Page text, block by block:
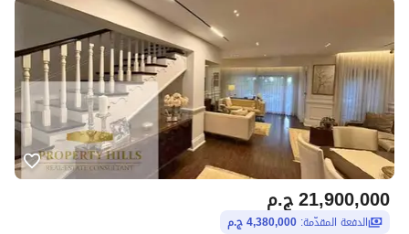
ج.م21,900,000
الدفعة المقدّمة: 4,380,000 ج.م